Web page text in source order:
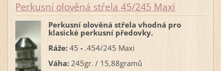
Perkusní olověná střela 45/245 Maxi
Perkusní olověná střela vhodná pro
klasické perkusní předovky.
Ráže: 45 - .454/245 Maxi
Váha: 245gr. / 15,88gramů